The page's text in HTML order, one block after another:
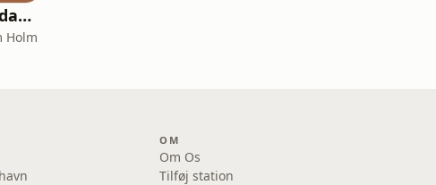
Hærfører med Adam Holm
Holm
OM
Om Os
Tilføj station